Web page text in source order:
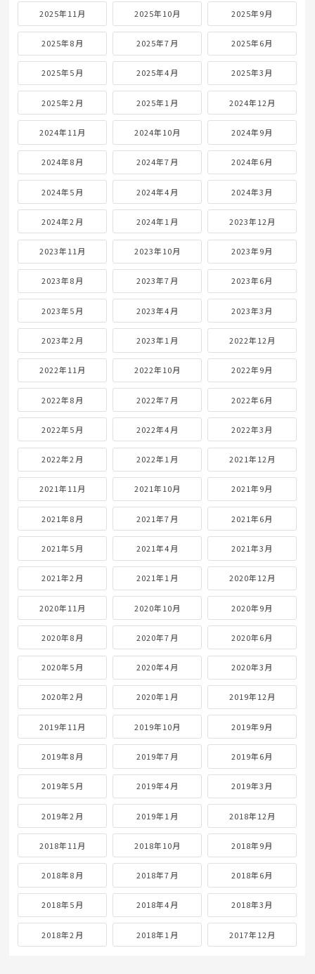
2025年11月 2025年10月 2025年9月
2025年8月 2025年7月 2025年6月
2025年5月 2025年4月 2025年3月
2025年2月 2025年1月 2024年12月
2024年11月 2024年10月 2024年9月
2024年8月 2024年7月 2024年6月
2024年5月 2024年4月 2024年3月
2024年2月 2024年1月 2023年12月
2023年11月 2023年10月 2023年9月
2023年8月 2023年7月 2023年6月
2023年5月 2023年4月 2023年3月
2023年2月 2023年1月 2022年12月
2022年11月 2022年10月 2022年9月
2022年8月 2022年7月 2022年6月
2022年5月 2022年4月 2022年3月
2022年2月 2022年1月 2021年12月
2021年11月 2021年10月 2021年9月
2021年8月 2021年7月 2021年6月
2021年5月 2021年4月 2021年3月
2021年2月 2021年1月 2020年12月
2020年11月 2020年10月 2020年9月
2020年8月 2020年7月 2020年6月
2020年5月 2020年4月 2020年3月
2020年2月 2020年1月 2019年12月
2019年11月 2019年10月 2019年9月
2019年8月 2019年7月 2019年6月
2019年5月 2019年4月 2019年3月
2019年2月 2019年1月 2018年12月
2018年11月 2018年10月 2018年9月
2018年8月 2018年7月 2018年6月
2018年5月 2018年4月 2018年3月
2018年2月 2018年1月 2017年12月